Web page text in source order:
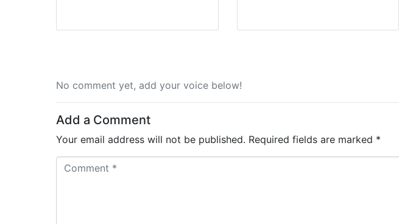
No comment yet, add your voice below!
Add a Comment
Your email address will not be published. Required fields are marked *